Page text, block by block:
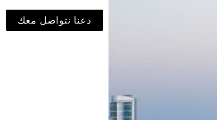
دعنا نتواصل معك